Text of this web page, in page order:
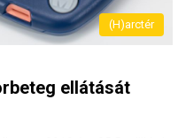
(H)arctér
ellátását